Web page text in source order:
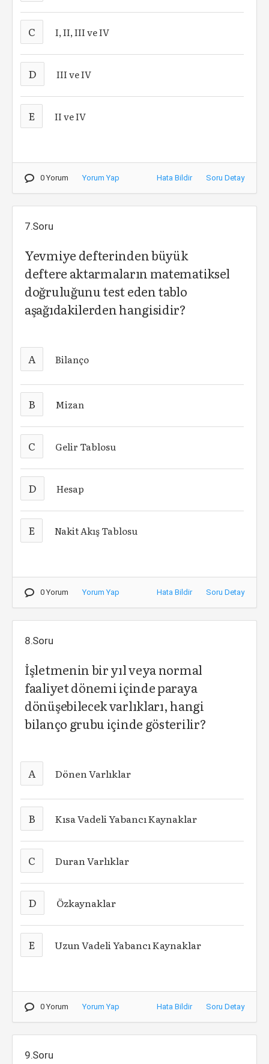
C I, II, III ve IV
D III ve IV
E II ve IV
0 Yorum Yorum Yap Hata Bildir Soru Detay
7.Soru
Yevmiye defterinden büyük
deftere aktarmaların matematiksel
doğruluğunu test eden tablo
aşağıdakilerden hangisidir?
A Bilanço
B Mizan
C Gelir Tablosu
D Hesap
E Nakit Akış Tablosu
0 Yorum Yorum Yap Hata Bildir Soru Detay
8.Soru
İşletmenin bir yıl veya normal
faaliyet dönemi içinde paraya
dönüşebilecek varlıkları, hangi
bilanço grubu içinde gösterilir?
A Dönen Varlıklar
B Kısa Vadeli Yabancı Kaynaklar
C Duran Varlıklar
D Özkaynaklar
E Uzun Vadeli Yabancı Kaynaklar
0 Yorum Yorum Yap Hata Bildir Soru Detay
9.Soru